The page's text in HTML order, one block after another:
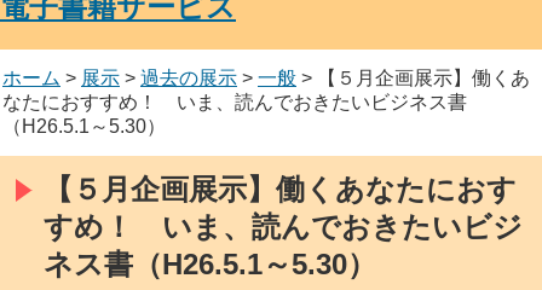
電子書籍サービス
ホーム > 展示 > 過去の展示 > 一般 > 【５月企画展示】働くあ
なたにおすすめ！ いま、読んでおきたいビジネス書
（H26.5.1～5.30）
【５月企画展示】働くあなたにおす
すめ！ いま、読んでおきたいビジ
ネス書（H26.5.1～5.30）